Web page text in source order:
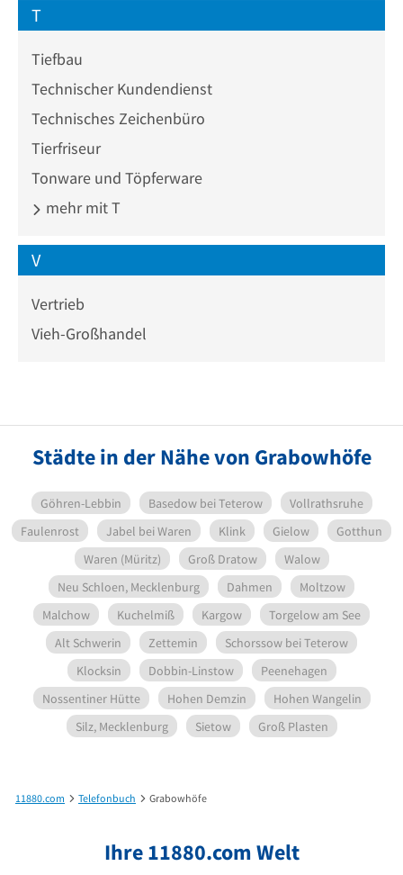
T
Tiefbau
Technischer Kundendienst
Technisches Zeichenbüro
Tierfriseur
Tonware und Töpferware
mehr mit T
V
Vertrieb
Vieh-Großhandel
Städte in der Nähe von Grabowhöfe
Göhren-Lebbin Basedow bei Teterow
Vollrathsruhe
Faulenrost
Jabel bei Waren Klink Gielow
Gotthun
Waren (Müritz)
Groß Dratow
Walow
Neu Schloen, Mecklenburg
Dahmen
Moltzow
Malchow
Kuchelmiß Kargow
Torgelow am See
Alt Schwerin
Zettemin
Schorssow bei Teterow
Klocksin
Dobbin-Linstow
Peenehagen
Nossentiner Hütte
Hohen Demzin
Hohen Wangelin
Silz, Mecklenburg
Sietow Groß Plasten
11880.com Telefonbuch Grabowhöfe
Ihre 11880.com Welt